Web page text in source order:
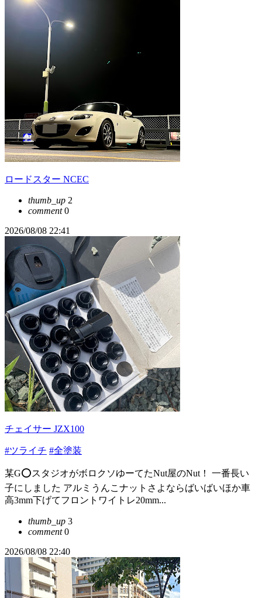
ロードスター NCEC
thumb_up 2
comment0
2026/08/08 22:41
チェイサー JZX100
#ツライチ #全塗装
某G⭕️スタジオがボロクソゆーてたNut屋のNut！ 一番長い
子にしました アルミうんこナットさよならばいばいほか車
高3mm下げてフロントワイトレ20mm...
thumb_up 3
comment0
2026/08/08 22:40